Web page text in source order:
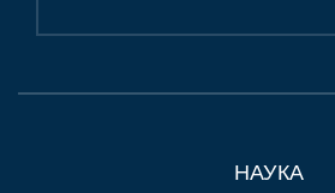
НАУКА